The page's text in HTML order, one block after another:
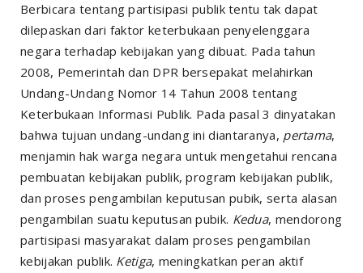
Berbicara tentang partisipasi publik tentu tak dapat
dilepaskan dari faktor keterbukaan penyelenggara
negara terhadap kebijakan yang dibuat. Pada tahun
2008, Pemerintah dan DPR bersepakat melahirkan
Undang-Undang Nomor 14 Tahun 2008 tentang
Keterbukaan Informasi Publik. Pada pasal 3 dinyatakan
bahwa tujuan undang-undang ini diantaranya, pertama,
menjamin hak warga negara untuk mengetahui rencana
pembuatan kebijakan publik, program kebijakan publik,
dan proses pengambilan keputusan pubik, serta alasan
pengambilan suatu keputusan pubik. Kedua, mendorong
partisipasi masyarakat dalam proses pengambilan
kebijakan publik. Ketiga, meningkatkan peran aktif